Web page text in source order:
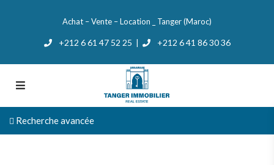
Achat – Vente – Location _ Tanger (Maroc)
+212 6 61 47 52 25 +212 6 41 86 30 36
Recherche avancée